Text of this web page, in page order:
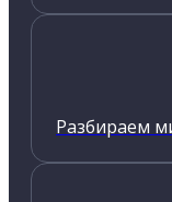
Разбираем